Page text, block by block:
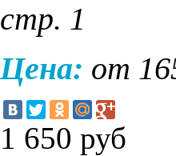
стр. 1
Цена: от
1 650 руб